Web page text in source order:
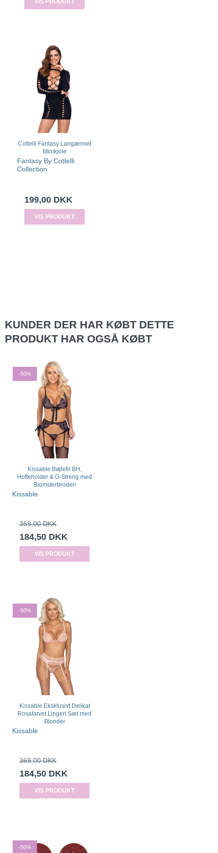
VIS PRODUKT
Cottelli Fantasy Langærmet
Minikjole
Fantasy By Cottelli
Collection
199,00 DKK
VIS PRODUKT
KUNDER DER HAR KØBT DETTE
PRODUKT HAR OGSÅ KØBT
-50%
Kissable Bøjlefri BH,
Hofteholder & G-Streng med
Blomsterbroderi
Kissable
369,00 DKK
184,50 DKK
VIS PRODUKT
-50%
Kissable Eksklusivt Delikat
Rosafarvet Lingeri Sæt med
Blonder
Kissable
369,00 DKK
184,50 DKK
VIS PRODUKT
-50%